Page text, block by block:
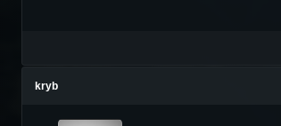
kryb